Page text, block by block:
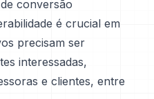
conversão
é crucial em
precisam ser
interessadas,
e clientes, entre